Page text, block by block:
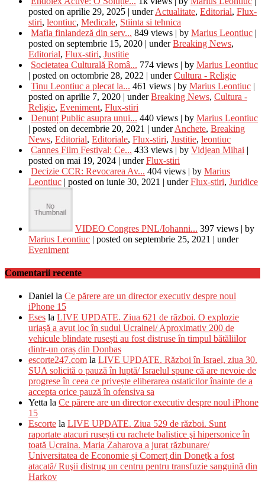
posted on aprilie 29, 2025 | underActualitate, Editorial, Flux-
stiri, leontiuc, Medicale, Stiinta si tehnica
Mafia finlandeză din serv... 849 views | by Marius Leontiuc |
posted on septembrie 15, 2020 | underBreaking News,
Editorial, Flux-stiri, Justitie
Societatea Culturală Româ... 774 views | by Marius Leontiuc
| posted on octombrie 28, 2022 | underCultura - Religie
Tinu Leontiuc a plecat la... 461 views | by Marius Leontiuc |
posted on aprilie 7, 2020 | underBreaking News, Cultura -
Religie, Eveniment, Flux-stiri
Denunț Public asupra unui... 440 views | by Marius Leontiuc
| posted on decembrie 20, 2021 | underAnchete, Breaking
News, Editorial, Editoriale, Flux-stiri, Justitie, leontiuc
Cannes Film Festival: Ce... 433 views | by Vidjean Mihai |
posted on mai 19, 2024 | underFlux-stiri
Decizie CCR: Revocarea Av... 404 views | by Marius
Leontiuc | posted on iunie 30, 2021 | underFlux-stiri, Juridice
VIDEO Congres PNL/Iohanni... 397 views | by
Marius Leontiuc | posted on septembrie 25, 2021 | under
Eveniment
Comentarii recente
Daniel la Ce părere are un director executiv despre noul
iPhone 15
Eses la LIVE UPDATE. Ziua 621 de război. O explozie
uriașă a avut loc în sudul Ucrainei/ Aproximativ 200 de
vehicule blindate rusești au fost distruse în timpul bătăliilor
dintr-un oraș din Donbas
escorte247.com la LIVE UPDATE. Război în Israel, ziua 30.
SUA solicită o pauză în luptă/ Israelul spune că are nevoie de
progrese în ceea ce privește eliberarea ostaticilor înainte de a
accepta orice pauză în ofensiva sa
Yetta la Ce părere are un director executiv despre noul iPhone
15
Escorte la LIVE UPDATE. Ziua 529 de război. Sunt
raportate atacuri rusești cu rachete balistice şi hipersonice în
toată Ucraina. Maria Zaharova a jurat răzbunare/
Universitatea de Economie și Comerț din Donețk a fost
atacată/ Ruşii distrug un centru pentru transfuzie sanguină din
Harkov